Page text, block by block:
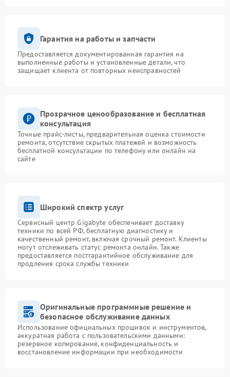
Гарантия на работы и запчасти
Предоставляется документированная гарантия на
выполненные работы и установленные детали, что
защищает клиента от повторных неисправностей
Прозрачное ценообразование и бесплатная
консультация
Точные прайс-листы, предварительная оценка стоимости
ремонта, отсутствие скрытых платежей и возможность
бесплатной консультации по телефону или онлайн на
сайте
Широкий спектр услуг
Сервисный центр Gigabyte обеспечивает доставку
техники по всей РФ, бесплатную диагностику и
качественный ремонт, включая срочный ремонт. Клиенты
могут отслеживать статус ремонта онлайн. Также
предоставляется постгарантийное обслуживание для
продления срока службы техники
Оригинальные программные решение и
безопасное обслуживание данных
Использование официальных прошивок и инструментов,
аккуратная работа с пользовательскими данными:
резервное копирование, конфиденциальность и
восстановление информации при необходимости